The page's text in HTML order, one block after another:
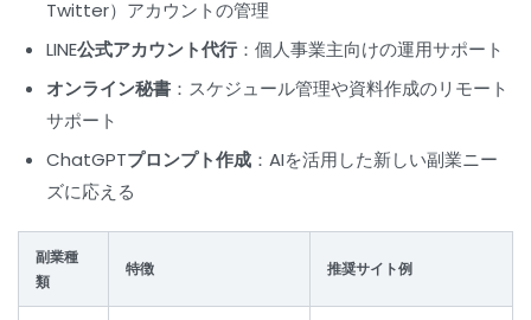
Twitter）アカウントの管理
LINE公式アカウント代行：個人事業主向けの運用サポート
オンライン秘書 ：スケジュール管理や資料作成のリモート
サポート
ChatGPTプロンプト作成 ：AIを活用した新しい副業ニー
ズに応える
副業種
類
特徴 推奨サイト例